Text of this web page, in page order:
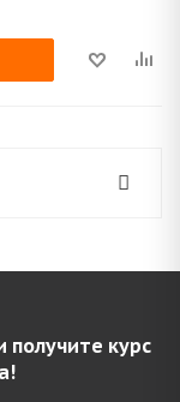
курс